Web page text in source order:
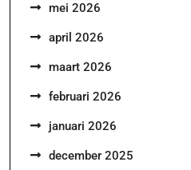
mei 2026
april 2026
maart 2026
februari 2026
januari 2026
december 2025